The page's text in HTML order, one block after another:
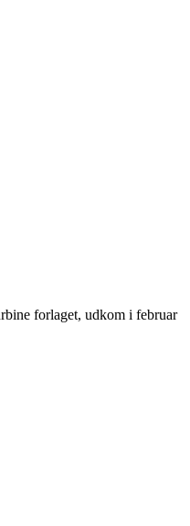
forlaget, udkom i februar